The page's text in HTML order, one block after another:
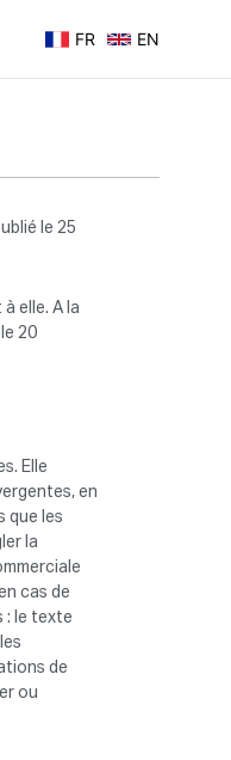
FR EN
le 25
elle. A la
20
Elle
en
que les
la
cas de
: le texte
de
ou